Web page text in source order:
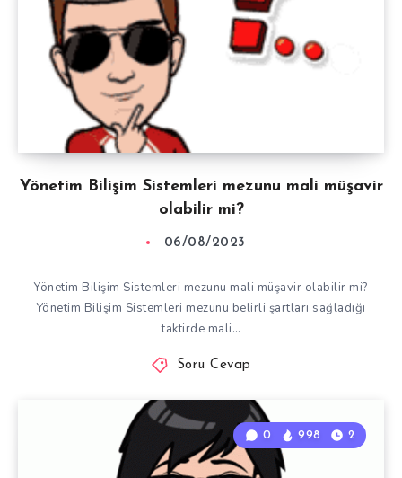
Yönetim Bilişim Sistemleri mezunu mali müşavir
olabilir mi?
06/08/2023
Yönetim Bilişim Sistemleri mezunu mali müşavir olabilir mi?
Yönetim Bilişim Sistemleri mezunu belirli şartları sağladığı
taktirde mali…
Soru Cevap
0 998 2